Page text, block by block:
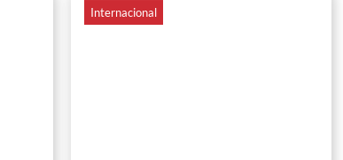
Internacional